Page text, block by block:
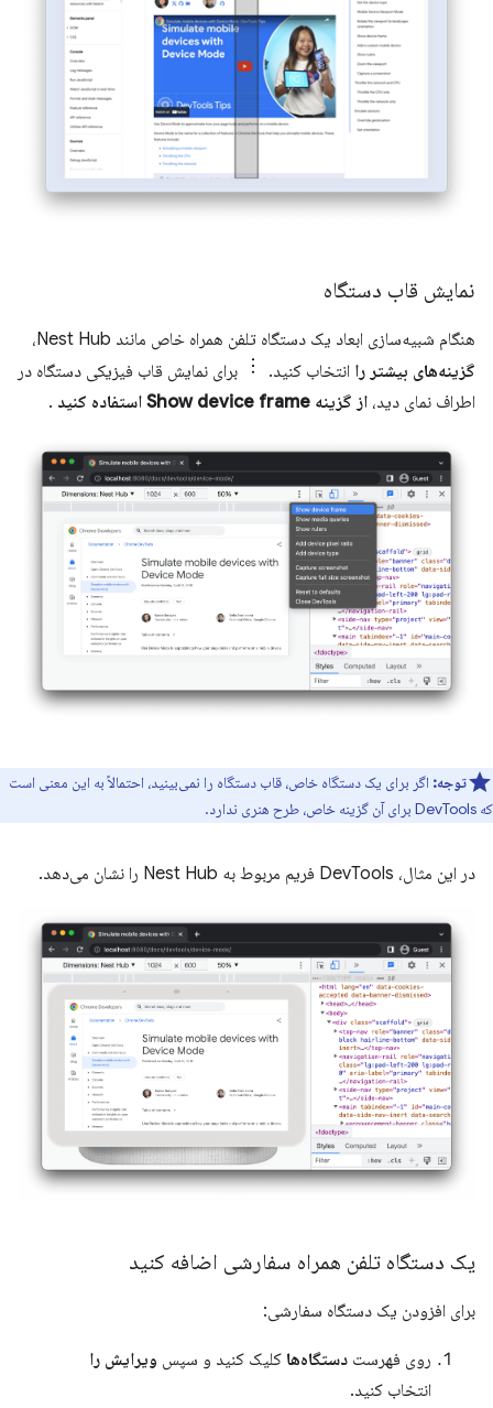
نمایش قاب دستگاه
هنگام شبیه‌سازی ابعاد یک دستگاه تلفن همراه خاص مانند Nest Hub،
گزینه‌های بیشتر را انتخاب کنید.
برای نمایش قاب فیزیکی دستگاه در
اطراف نمای دید، از گزینه Show device frame استفاده کنید .
توجه: اگر برای یک دستگاه خاص، قاب دستگاه را نمی‌بینید، احتمالاً به این معنی است
که DevTools برای آن گزینه خاص، طرح هنری ندارد.
در این مثال، DevTools فریم مربوط به Nest Hub را نشان می‌دهد.
یک دستگاه تلفن همراه سفارشی اضافه کنید
برای افزودن یک دستگاه سفارشی:
روی فهرست دستگاه‌ها کلیک کنید و سپس ویرایش را
انتخاب کنید.